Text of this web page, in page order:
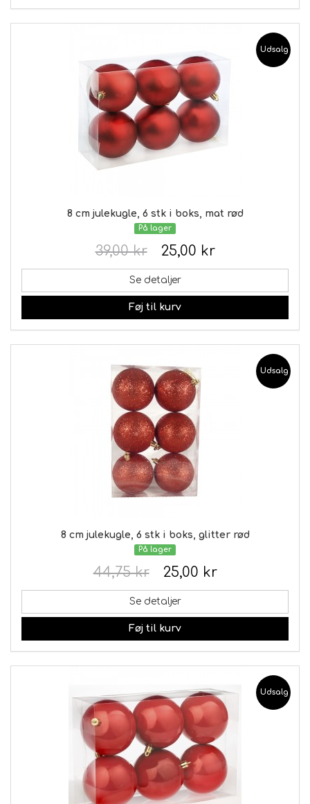
Udsalg
8 cm julekugle, 6 stk i boks, mat rød
På lager
25,00 kr
39,00 kr
Se detaljer
Føj til kurv
Udsalg
8 cm julekugle, 6 stk i boks, glitter rød
På lager
25,00 kr
44,75 kr
Se detaljer
Føj til kurv
Udsalg